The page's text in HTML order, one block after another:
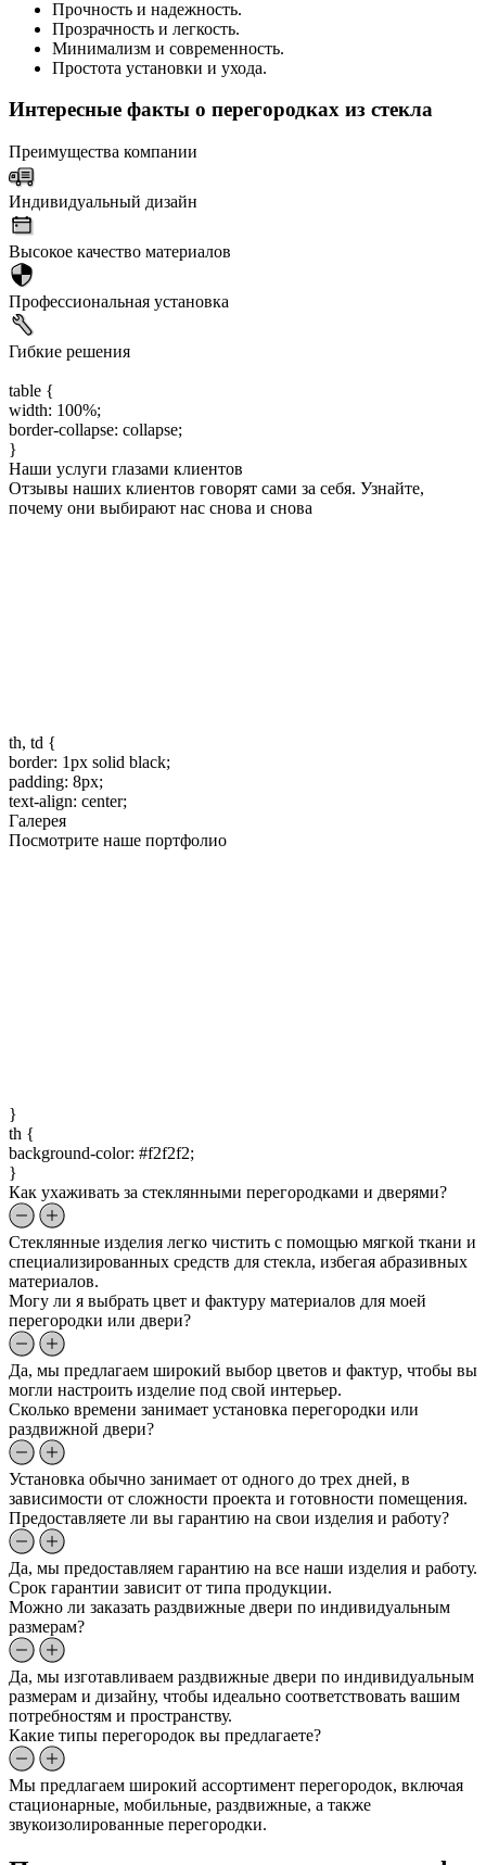
Прочность и надежность.
Прозрачность и легкость.
Минимализм и современность.
Простота установки и ухода.
Интересные факты о перегородках из стекла
Преимущества компании
Индивидуальный дизайн
Высокое качество материалов
Профессиональная установка
Гибкие решения
table {
width: 100%;
border-collapse: collapse;
}
Наши услуги глазами клиентов
Отзывы наших клиентов говорят сами за себя. Узнайте,
почему они выбирают нас снова и снова
th, td {
border: 1px solid black;
padding: 8px;
text-align: center;
Галерея
Посмотрите наше портфолио
}
th {
background-color: #f2f2f2;
}
Как ухаживать за стеклянными перегородками и дверями?
Стеклянные изделия легко чистить с помощью мягкой ткани и
специализированных средств для стекла, избегая абразивных
материалов.
Могу ли я выбрать цвет и фактуру материалов для моей
перегородки или двери?
Да, мы предлагаем широкий выбор цветов и фактур, чтобы вы
могли настроить изделие под свой интерьер.
Сколько времени занимает установка перегородки или
раздвижной двери?
Установка обычно занимает от одного до трех дней, в
зависимости от сложности проекта и готовности помещения.
Предоставляете ли вы гарантию на свои изделия и работу?
Да, мы предоставляем гарантию на все наши изделия и работу.
Срок гарантии зависит от типа продукции.
Можно ли заказать раздвижные двери по индивидуальным
размерам?
Да, мы изготавливаем раздвижные двери по индивидуальным
размерам и дизайну, чтобы идеально соответствовать вашим
потребностям и пространству.
Какие типы перегородок вы предлагаете?
Мы предлагаем широкий ассортимент перегородок, включая
стационарные, мобильные, раздвижные, а также
звукоизолированные перегородки.